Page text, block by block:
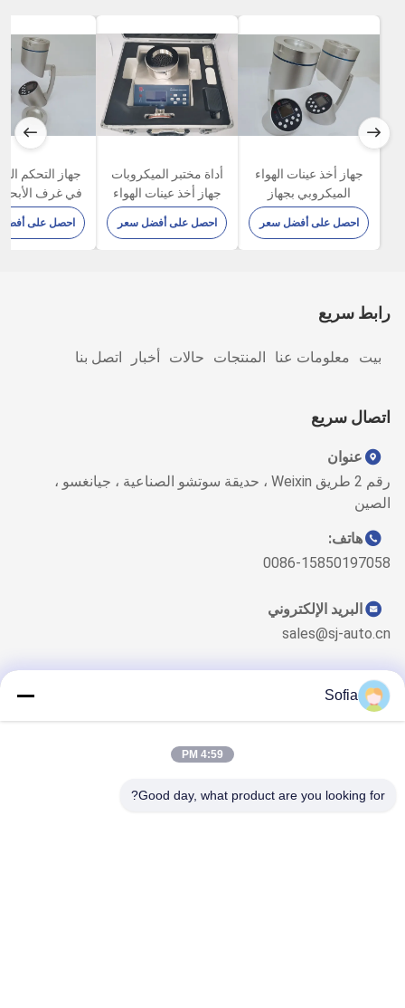
جهاز أخذ عينات الهواء
الميكروبي بجهاز
التحكم عن بعد FKC-IB
100L / Min
احصل على أفضل سعر
أداة مختبر الميكروبات
جهاز أخذ عينات الهواء
البيولوجي FKC-III
احصل على أفضل سعر
جهاز التحكم
في غرف
أخذ عينات
الميكروبي
احصل على
رابط سريع
بيت معلومات عنا المنتجات حالات أخبار اتصل بنا
اتصال سريع
عنوان
رقم 2 طريق Weixin ، حديقة سوتشو الصناعية ، جيانغسو ،
الصين
هاتف:
0086-15850197058
البريد الإلكتروني
sales@sj-auto.cn
Sofia
4:59 PM
Good day, what product are you looking for?